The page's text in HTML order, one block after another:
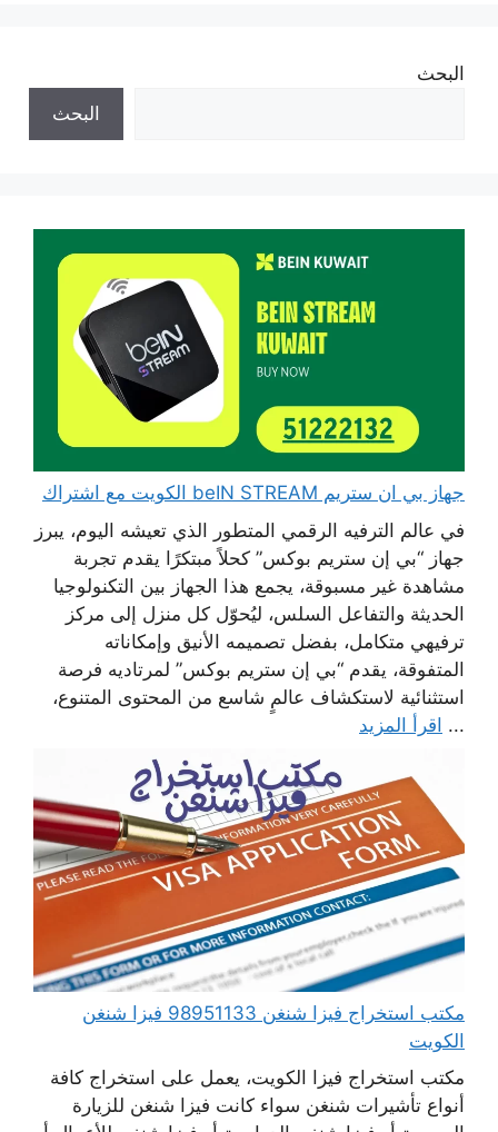
البحث
البحث
جهاز بي ان ستريم beIN STREAM الكويت مع اشتراك
في عالم الترفيه الرقمي المتطور الذي تعيشه اليوم، يبرز
جهاز “بي إن ستريم بوكس” كحلاً مبتكرًا يقدم تجربة
مشاهدة غير مسبوقة، يجمع هذا الجهاز بين التكنولوجيا
الحديثة والتفاعل السلس، ليُحوّل كل منزل إلى مركز
ترفيهي متكامل، بفضل تصميمه الأنيق وإمكاناته
المتفوقة، يقدم “بي إن ستريم بوكس” لمرتاديه فرصة
استثنائية لاستكشاف عالمٍ شاسع من المحتوى المتنوع،
... اقرأ المزيد
مكتب استخراج فيزا شنغن 98951133 فيزا شنغن
الكويت
مكتب استخراج فيزا الكويت، يعمل على استخراج كافة
أنواع تأشيرات شنغن سواء كانت فيزا شنغن للزيارة